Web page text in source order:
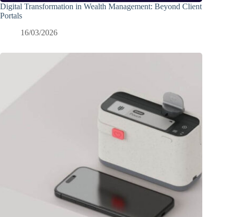
Digital Transformation in Wealth Management: Beyond Client
Portals
16/03/2026